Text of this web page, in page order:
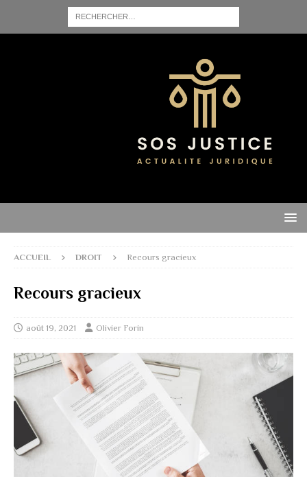
ACCUEIL DROIT Recours gracieux
Recours gracieux
août 19, 2021 Olivier Forin